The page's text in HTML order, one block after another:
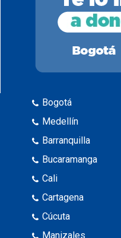
Bogotá
Medellín
Barranquilla
Bucaramanga
Cali
Cartagena
Cúcuta
Manizales